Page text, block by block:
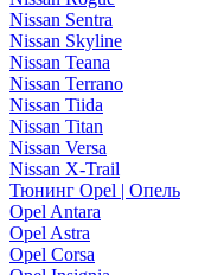
Nissan Sentra
Nissan Skyline
Nissan Teana
Nissan Terrano
Nissan Tiida
Nissan Titan
Nissan Versa
Nissan X-Trail
Тюнинг Opel | Опель
Opel Antara
Opel Astra
Opel Corsa